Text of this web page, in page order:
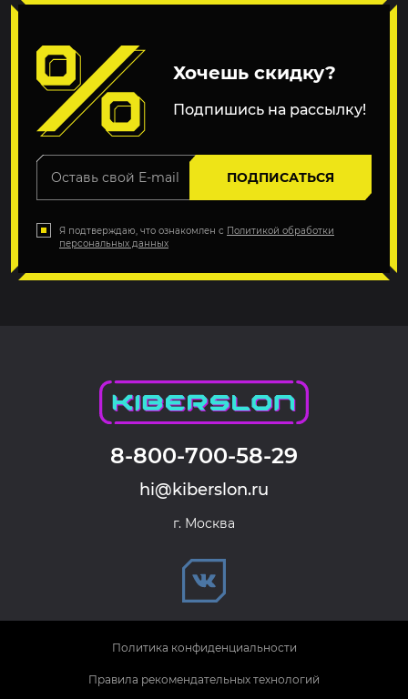
Хочешь скидку?
Подпишись на рассылку!
ПОДПИСАТЬСЯ
Я подтверждаю, что ознакомлен с Политикой обработки
персональных данных
8-800-700-58-29
hi@kiberslon.ru
г. Москва
Политика конфиденциальности
Правила рекомендательных технологий